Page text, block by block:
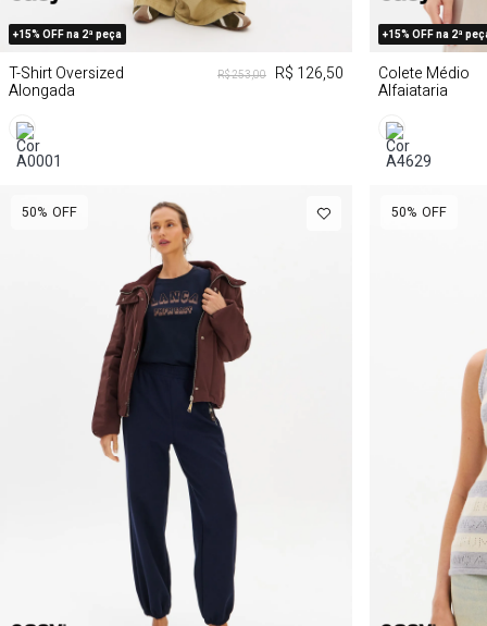
PP P M G
+15% OFF na 2ª peça
T-Shirt Oversized
Alongada
R$ 253,00 R$ 126,50
PP
+15% OFF na 2ª
Colete Médio
Alfaiataria
50% OFF 50% OFF